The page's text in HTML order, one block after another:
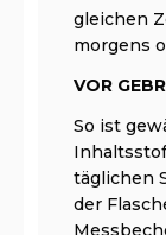
gleichen
morgens
VOR
So ist
täglichen
der